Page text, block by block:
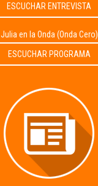
ESCUCHAR ENTREVISTA
Julia en la Onda (Onda Cero)
ESCUCHAR PROGRAMA